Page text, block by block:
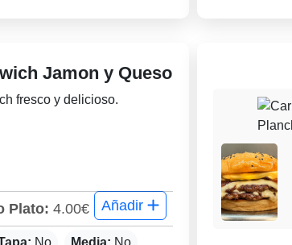
Jamon y Queso
fresco y delicioso.
Añadir
Plato:4.00€